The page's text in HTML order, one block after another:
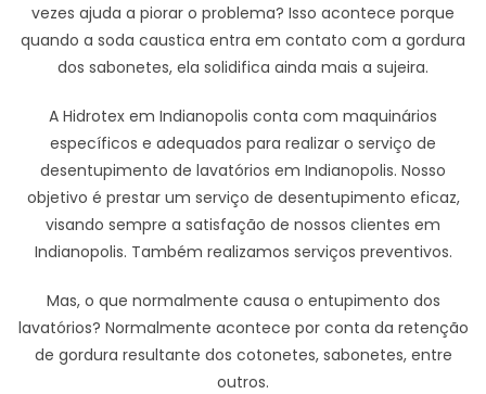
vezes ajuda a piorar o problema? Isso acontece porque
quando a soda caustica entra em contato com a gordura
dos sabonetes, ela solidifica ainda mais a sujeira.
A Hidrotex em Indianopolis conta com maquinários
específicos e adequados para realizar o serviço de
desentupimento de lavatórios em Indianopolis. Nosso
objetivo é prestar um serviço de desentupimento eficaz,
visando sempre a satisfação de nossos clientes em
Indianopolis. Também realizamos serviços preventivos.
Mas, o que normalmente causa o entupimento dos
lavatórios? Normalmente acontece por conta da retenção
de gordura resultante dos cotonetes, sabonetes, entre
outros.